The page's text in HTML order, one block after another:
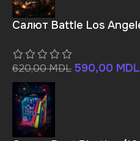
Салют Battle Los
620,00MDL 590,00 MDL